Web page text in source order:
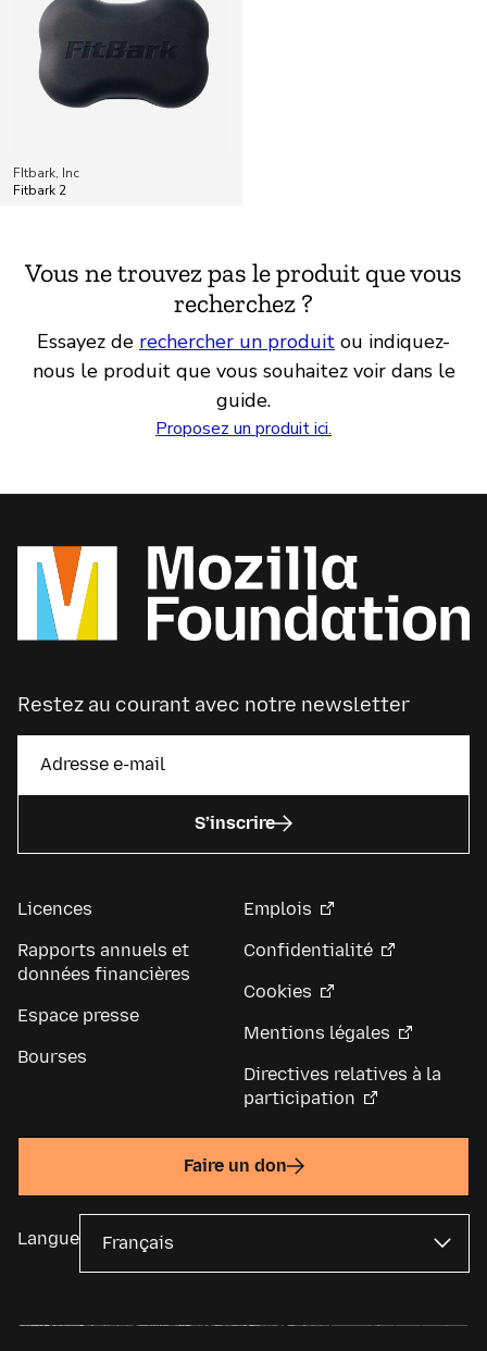
FItbark, Inc
Fitbark 2
Vous ne trouvez pas le produit que vous
recherchez ?
Essayez de rechercher un produit ou indiquez-
nous le produit que vous souhaitez voir dans le
guide.
Proposez un produit ici.
Restez au courant avec notre newsletter
S’inscrire
Licences
Rapports annuels et
données financières
Espace presse
Bourses
Emplois
Confidentialité
Cookies
Mentions légales
Directives relatives à la
participation
Faire un don
Langue